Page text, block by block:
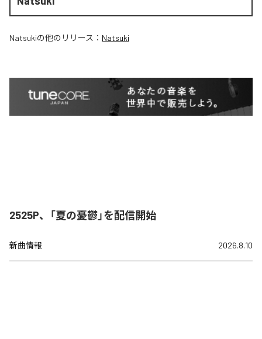
Natsukiの他のリリース： Natsuki
2525P、「夏の憂鬱」を配信開始
新曲情報 2026.8.10